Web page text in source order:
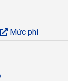
Mức phí